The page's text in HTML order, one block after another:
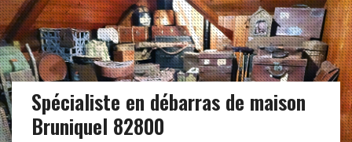
Spécialiste en débarras de maison
Bruniquel 82800